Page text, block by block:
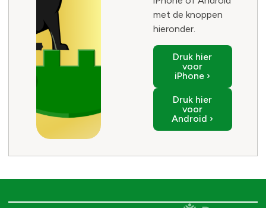
met de knoppen
hieronder.
Druk hier
voor
iPhone ›
Druk hier
voor
Android ›